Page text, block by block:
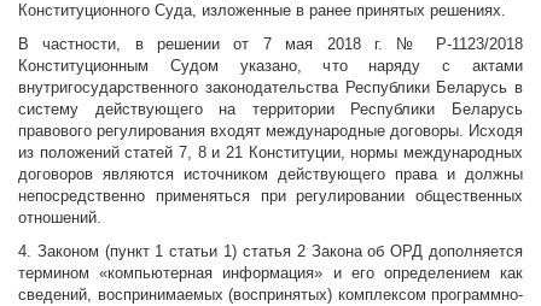
Конституционного Суда, изложенные в ранее принятых решениях.
В частности, в решении от 7 мая 2018 г. № Р-1123/2018
Конституционным Судом указано, что наряду с актами
внутригосударственного законодательства Республики Беларусь в
систему действующего на территории Республики Беларусь
правового регулирования входят международные договоры. Исходя
из положений статей 7, 8 и 21 Конституции, нормы международных
договоров являются источником действующего права и должны
непосредственно применяться при регулировании общественных
отношений.
4. Законом (пункт 1 статьи 1) статья 2 Закона об ОРД дополняется
термином «компьютерная информация» и его определением как
сведений, воспринимаемых (воспринятых) комплексом программно-